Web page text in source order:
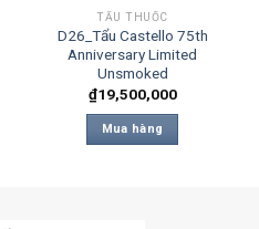
TẨU THUỐC
D26_Tẩu Castello 75th
Anniversary Limited
Unsmoked
₫19,500,000
Mua hàng